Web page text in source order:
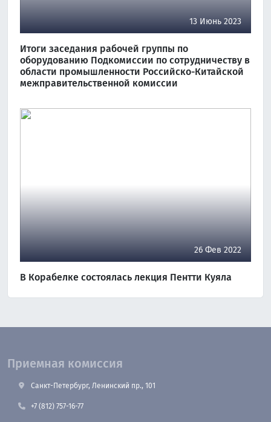
13 Июнь 2023
Итоги заседания рабочей группы по
оборудованию Подкомиссии по сотрудничеству в
области промышленности Российско-Китайской
межправительственной комиссии
26 Фев 2022
В Корабелке состоялась лекция Пентти Куяла
Приемная комиссия
Санкт-Петербург, Ленинский пр., 101
+7 (812) 757-16-77